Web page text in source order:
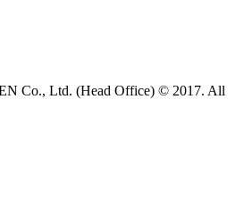
Co., Ltd. (Head Office) © 2017. All